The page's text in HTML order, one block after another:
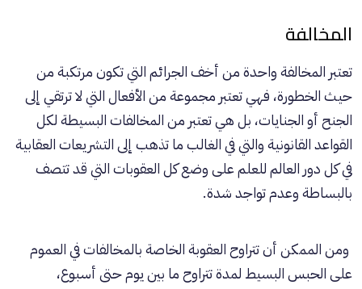
المخالفة
تعتبر المخالفة واحدة من أخف الجرائم التي تكون مرتكبة من
حيث الخطورة، فهي تعتبر مجموعة من الأفعال التي لا ترتقي إلى
الجنح أو الجنايات، بل هي تعتبر من المخالفات البسيطة لكل
القواعد القانونية والتي في الغالب ما تذهب إلى التشريعات العقابية
في كل دور العالم للعلم على وضع كل العقوبات التي قد تتصف
بالبساطة وعدم تواجد شدة.
ومن الممكن أن تتراوح العقوبة الخاصة بالمخالفات في العموم
على الحبس البسيط لمدة تتراوح ما بين يوم حتى أسبوع،